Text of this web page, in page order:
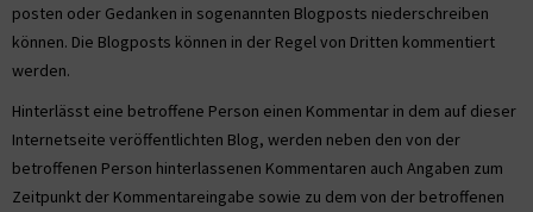
posten oder Gedanken in sogenannten Blogposts niederschreiben
können. Die Blogposts können in der Regel von Dritten kommentiert
werden.
Hinterlässt eine betroffene Person einen Kommentar in dem auf dieser
Internetseite veröffentlichten Blog, werden neben den von der
betroffenen Person hinterlassenen Kommentaren auch Angaben zum
Zeitpunkt der Kommentareingabe sowie zu dem von der betroffenen